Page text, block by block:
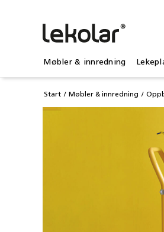
Møbler & innredning
Start Møbler & innredning